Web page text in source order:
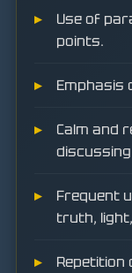
Use of
points.
Emphasis
Calm and
Frequent
truth,
Repetition